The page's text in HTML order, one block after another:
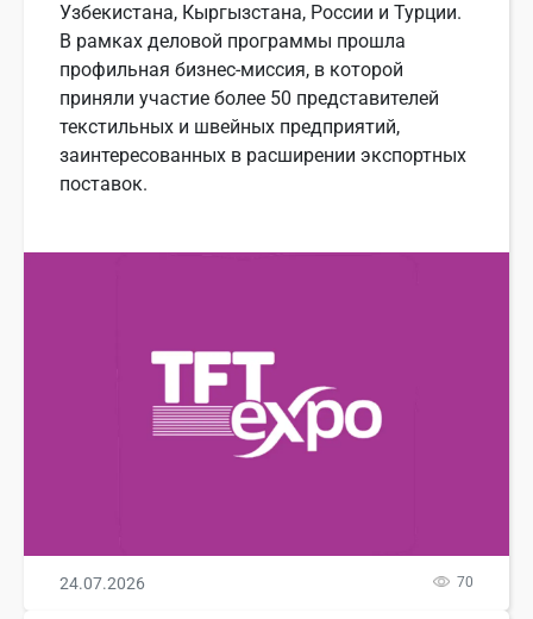
Узбекистана, Кыргызстана, России и Турции.
В рамках деловой программы прошла
профильная бизнес-миссия, в которой
приняли участие более 50 представителей
текстильных и швейных предприятий,
заинтересованных в расширении экспортных
поставок.
24.07.2026 70